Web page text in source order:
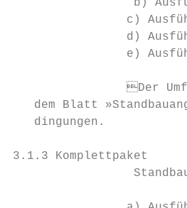
dem Blatt
dingungen.
3.1.3